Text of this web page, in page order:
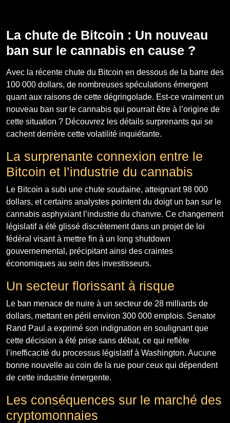
La chute de Bitcoin : Un nouveau
ban sur le cannabis en cause ?
Avec la récente chute du Bitcoin en dessous de la barre des
100 000 dollars, de nombreuses spéculations émergent
quant aux raisons de cette dégringolade. Est-ce vraiment un
nouveau ban sur le cannabis qui pourrait être à l’origine de
cette situation ? Découvrez les détails surprenants qui se
cachent derrière cette volatilité inquiétante.
La surprenante connexion entre le
Bitcoin et l’industrie du cannabis
Le Bitcoin a subi une chute soudaine, atteignant 98 000
dollars, et certains analystes pointent du doigt un ban sur le
cannabis asphyxiant l’industrie du chanvre. Ce changement
législatif a été glissé discrètement dans un projet de loi
fédéral visant à mettre fin à un long shutdown
gouvernemental, précipitant ainsi des craintes
économiques au sein des investisseurs.
Un secteur florissant à risque
Le ban menace de nuire à un secteur de 28 milliards de
dollars, mettant en péril environ 300 000 emplois. Senator
Rand Paul a exprimé son indignation en soulignant que
cette décision a été prise sans débat, ce qui reflète
l’inefficacité du processus législatif à Washington. Aucune
bonne nouvelle au coin de la rue pour ceux qui dépendent
de cette industrie émergente.
Les conséquences sur le marché des
cryptomonnaies